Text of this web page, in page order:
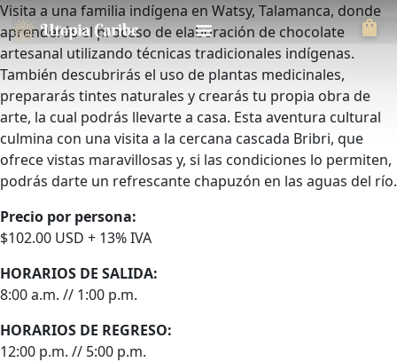
Visita a una familia indígena en Watsy, Talamanca, donde
aprenderás el proceso de elaboración de chocolate
artesanal utilizando técnicas tradicionales indígenas.
También descubrirás el uso de plantas medicinales,
prepararás tintes naturales y crearás tu propia obra de
arte, la cual podrás llevarte a casa. Esta aventura cultural
culmina con una visita a la cercana cascada Bribri, que
ofrece vistas maravillosas y, si las condiciones lo permiten,
podrás darte un refrescante chapuzón en las aguas del río.
Precio por persona:
$102.00 USD + 13% IVA
HORARIOS DE SALIDA:
8:00 a.m. // 1:00 p.m.
HORARIOS DE REGRESO:
12:00 p.m. // 5:00 p.m.